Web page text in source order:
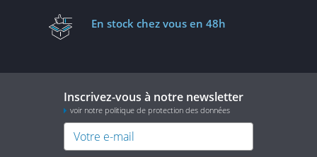
En stock chez vous en 48h
Inscrivez-vous à notre newsletter
voir notre politique de protection des données